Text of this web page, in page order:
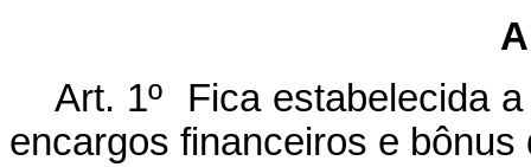
Art. 1º Fica estabelecida
encargos financeiros e bônus